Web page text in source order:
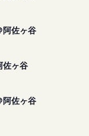
阿佐ヶ谷
佐ヶ谷
阿佐ヶ谷